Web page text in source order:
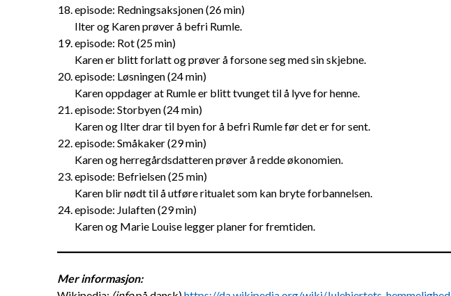
episode: Redningsaksjonen (26 min)
Ilter og Karen prøver å befri Rumle.
episode: Rot (25 min)
Karen er blitt forlatt og prøver å forsone seg med sin skjebne.
episode: Løsningen (24 min)
Karen oppdager at Rumle er blitt tvunget til å lyve for henne.
episode: Storbyen (24 min)
Karen og Ilter drar til byen for å befri Rumle før det er for sent.
episode: Småkaker (29 min)
Karen og herregårdsdatteren prøver å redde økonomien.
episode: Befrielsen (25 min)
Karen blir nødt til å utføre ritualet som kan bryte forbannelsen.
episode: Julaften (29 min)
Karen og Marie Louise legger planer for fremtiden.
Mer informasjon: